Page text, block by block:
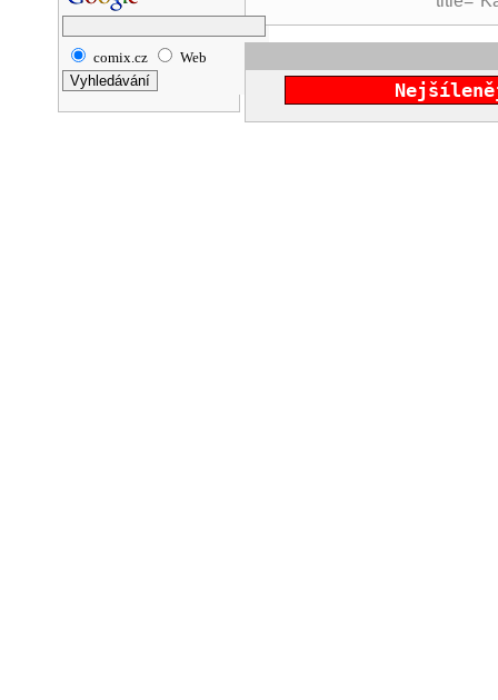
comix.cz Web